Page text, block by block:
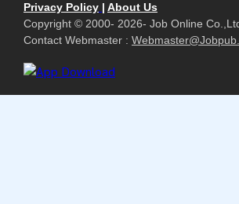
Privacy Policy | About Us
Copyright © 2000- 2026- Job Online
Contact Webmaster :